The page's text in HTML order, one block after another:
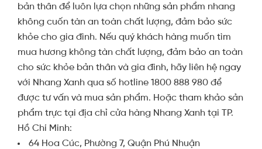
bản thân để luôn lựa chọn những sản phẩm nhang
không cuốn tàn an toàn chất lượng, đảm bảo sức
khỏe cho gia đình. Nếu quý khách hàng muốn tìm
mua hương không tàn chất lượng, đảm bảo an toàn
cho sức khỏe bản thân và gia đình, hãy liên hệ ngay
với Nhang Xanh qua số hotline 1800 888 980 để
được tư vấn và mua sản phẩm. Hoặc tham khảo sản
phẩm trực tại địa chỉ cửa hàng Nhang Xanh tại TP.
Hồ Chí Minh:
64 Hoa Cúc, Phường 7, Quận Phú Nhuận